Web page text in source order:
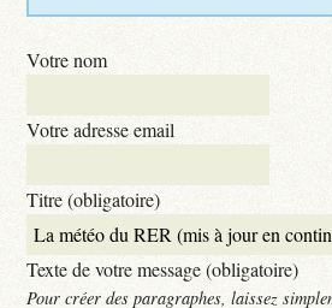
Votre nom
Votre adresse email
Titre (obligatoire)
Texte de votre message (obligatoire)
Pour créer des paragraphes, laissez